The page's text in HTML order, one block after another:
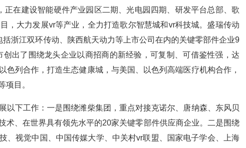
正在建设智能硬件产业园区二期、光电园四期、研发平台总部、歌
，大力发展vr等产业，全力打造歌尔智慧城和vr科技城。盛瑞传动
浙江双环传动、陕西航天动力等上市公司在内的关键零部件企业9
出了围绕龙头企业以商招商的新经验，可复制、可借鉴性强，达
色列合作，打造生态健康城，与美国、以色列高端医疗机构合作，
项目。
下工作：一是围绕潍柴集团，重点对接克诺尔、唐纳森、东风贝
术、在世界具有领先水平的20家关键零部件供应商企业。二是围绕
、视觉中国、中国传媒大学、中关村vr联盟、国家电子学会、上海